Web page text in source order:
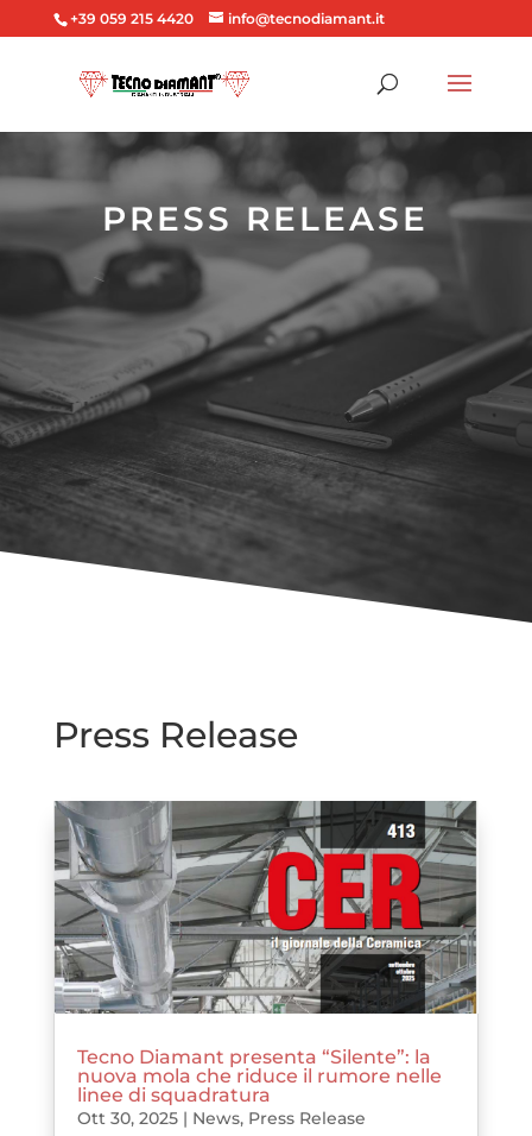
+39 059 215 4420 info@tecnodiamant.it
PRESS RELEASE
Press Release
Tecno Diamant presenta “Silente”: la
nuova mola che riduce il rumore nelle
linee di squadratura
Ott 30, 2025| News, Press Release